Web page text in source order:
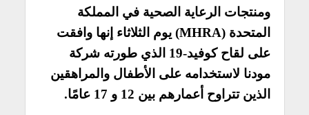
ومنتجات الرعاية الصحية في المملكة
المتحدة (MHRA) يوم الثلاثاء إنها وافقت
على لقاح كوفيد-19 الذي طورته شركة
مودنا لاستخدامه على الأطفال والمراهقين
الذين تتراوح أعمارهم بين 12 و 17 عامًا.